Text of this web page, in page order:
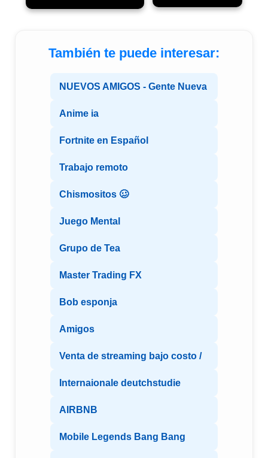
También te puede interesar:
NUEVOS AMIGOS - Gente Nueva
Anime ia
Fortnite en Español
Trabajo remoto
Chismositos 🥴
Juego Mental
Grupo de Tea
Master Trading FX
Bob esponja
Amigos
Venta de streaming bajo costo /
Internaionale deutchstudie
AIRBNB
Mobile Legends Bang Bang